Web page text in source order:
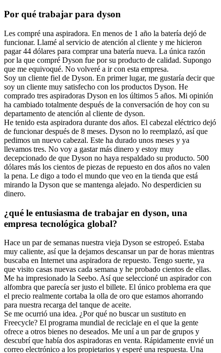
Por qué trabajar para dyson
Les compré una aspiradora. En menos de 1 año la batería dejó de
funcionar. Llamé al servicio de atención al cliente y me hicieron
pagar 44 dólares para comprar una batería nueva. La única razón
por la que compré Dyson fue por su producto de calidad. Supongo
que me equivoqué. No volveré a ir con esta empresa.
Soy un cliente fiel de Dyson. En primer lugar, me gustaría decir que
soy un cliente muy satisfecho con los productos Dyson. He
comprado tres aspiradoras Dyson en los últimos 5 años. Mi opinión
ha cambiado totalmente después de la conversación de hoy con su
departamento de atención al cliente de dyson.
He tenido esta aspiradora durante dos años. El cabezal eléctrico dejó
de funcionar después de 8 meses. Dyson no lo reemplazó, así que
pedimos un nuevo cabezal. Este ha durado unos meses y ya
llevamos tres. No voy a gastar más dinero y estoy muy
decepcionado de que Dyson no haya respaldado su producto. 500
dólares más los cientos de piezas de repuesto en dos años no valen
la pena. Le digo a todo el mundo que veo en la tienda que está
mirando la Dyson que se mantenga alejado. No desperdicien su
dinero.
¿qué le entusiasma de trabajar en dyson, una
empresa tecnológica global?
Hace un par de semanas nuestra vieja Dyson se estropeó. Estaba
muy caliente, así que la dejamos descansar un par de horas mientras
buscaba en Internet una aspiradora de repuesto. Tengo suerte, ya
que visito casas nuevas cada semana y he probado cientos de ellas.
Me ha impresionado la Seebo. Así que seleccioné un aspirador con
alfombra que parecía ser justo el billete. El único problema era que
el precio realmente cortaba la olla de oro que estamos ahorrando
para nuestra recarga del tanque de aceite.
Se me ocurrió una idea. ¿Por qué no buscar un sustituto en
Freecycle? El programa mundial de reciclaje en el que la gente
ofrece a otros bienes no deseados. Me uní a un par de grupos y
descubrí que había dos aspiradoras en venta. Rápidamente envié un
correo electrónico a los propietarios y esperé una respuesta. Una